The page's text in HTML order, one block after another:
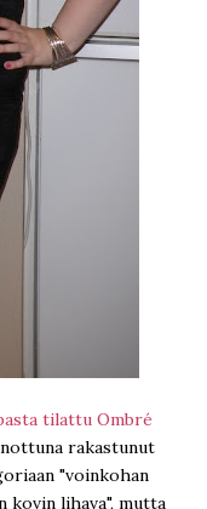
tilattu Ombré
rakastunut
"voinkohan
kovin lihava", mutta